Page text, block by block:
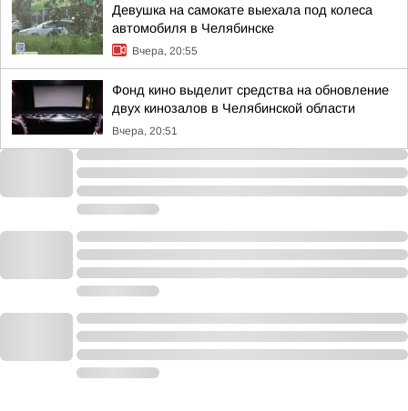
Девушка на самокате выехала под колеса
автомобиля в Челябинске
Вчера, 20:55
Фонд кино выделит средства на обновление
двух кинозалов в Челябинской области
Вчера, 20:51